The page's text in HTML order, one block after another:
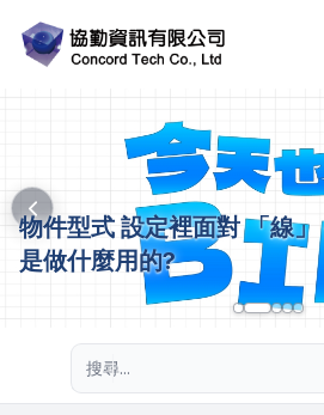
物件型式 設定裡面對 「線
是做什麼用的?